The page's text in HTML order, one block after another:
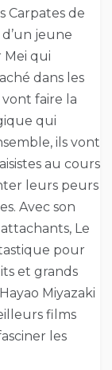
Carpates de
jeune
Mei qui
dans les
vont faire la
qui
ils vont
au cours
leurs peurs
Avec son
Le
pour
et grands
Miyazaki
films
les